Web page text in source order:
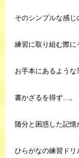
そのシンプルな感
練習に取り組む際に
お手本にあるよう
書かざるを得ず…。
随分と困惑した記憶
ひらがなの練習ドリ